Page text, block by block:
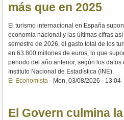
más que en 2025
El turismo internacional en España
economía nacional y las últimas cifras
semestre de 2026, el gasto total de los
en 63.800 millones de euros, lo que
periodo del año anterior, según los
Instituto Nacional de Estadística (INE).
El Economista - Mon, 03/08/2026 - 13:04
El Govern culmina